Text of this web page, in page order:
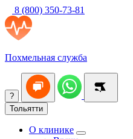
8 (800) 350-73-81
Похмельная служба
?
Тольятти
О клинике